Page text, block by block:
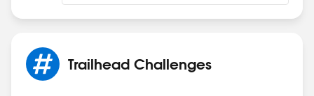
Trailhead Challenges